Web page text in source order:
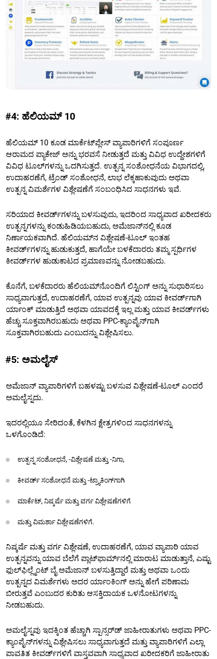
#4: ಹೆಲಿಯಮ್ 10
ಹೆಲಿಯಮ್ 10 ಕೂಡ ಮಾರ್ಕೆಟ್‌ಪ್ಲೇಸ್ ವ್ಯಾಪಾರಿಗಳಿಗೆ ಸಂಪೂರ್ಣ
ಆರಾಮದ ಪ್ಯಾಕೇಜ್ ಅನ್ನು ಭರವಸೆ ನೀಡುತ್ತದೆ ಮತ್ತು ವಿವಿಧ ಉದ್ದೇಶಗಳಿಗೆ
ವಿವಿಧ ಟೂಲ್‌ಗಳನ್ನು ಒದಗಿಸುತ್ತದೆ. ಉತ್ಪನ್ನ ಸಂಶೋಧನೆಯ ವಿಭಾಗದಲ್ಲಿ,
ಉದಾಹರಣೆಗೆ, ಟ್ರೆಂಡ್ ಸಂಶೋಧನೆ, ಲಾಭ ಲೆಕ್ಕಹಾಕುವುದು ಅಥವಾ
ಉತ್ಪನ್ನ ವಿಮರ್ಶೆಗಳ ವಿಶ್ಲೇಷಣೆಗೆ ಸಂಬಂಧಿಸಿದ ಸಾಧನಗಳು ಇವೆ.
ಸರಿಯಾದ ಕೀವರ್ಡ್‌ಗಳನ್ನು ಬಳಸುವುದು, ಇದರಿಂದ ಸಾಧ್ಯವಾದ ಖರೀದಕರು
ಉತ್ಪನ್ನಗಳನ್ನು ಕಂಡುಹಿಡಿಯಬಹುದು, ಅಮೆಜಾನ್‌ನಲ್ಲಿ ಕೂಡ
ನಿರ್ಣಾಯಕವಾಗಿದೆ. ಹೆಲಿಯಮ್‌ನ ವಿಶ್ಲೇಷಣೆ-ಟೂಲ್ ಇಂತಹ
ಕೀವರ್ಡ್‌ಗಳನ್ನು ಹುಡುಕುತ್ತದೆ, ಹಾಗೆಯೇ ಬಳಕೆದಾರರು ತಮ್ಮ ಸ್ಪರ್ಧಿಗಳ
ಕೀವರ್ಡ್‌ಗಳ ಹುಡುಕಾಟದ ಪ್ರಮಾಣವನ್ನು ನೋಡಬಹುದು.
ಕೊನೆಗೆ, ಬಳಕೆದಾರರು ಹೆಲಿಯಮ್‌ನೊಂದಿಗೆ ಲಿಸ್ಟಿಂಗ್ ಅನ್ನು ಸುಧಾರಿಸಲು
ಸಾಧ್ಯವಾಗುತ್ತದೆ, ಉದಾಹರಣೆಗೆ, ಯಾವ ಉತ್ಪನ್ನವು ಯಾವ ಕೀವರ್ಡ್‌ಗಾಗಿ
ರ್ಯಾಂಕ್ ಮಾಡುತ್ತಿದೆ ಅಥವಾ ಯಾವದಕ್ಕೆ ಇಲ್ಲ ಮತ್ತು ಯಾವ ಕೀವರ್ಡ್‌ಗಳು
ಹೆಚ್ಚು ಸೂಕ್ತವಾಗಿರಬಹುದು ಅಥವಾ PPC-ಕ್ಯಾಂಪೈನ್‌ಗಾಗಿ
ಸೂಕ್ತವಾಗಿರಬಹುದು ಎಂಬುದನ್ನು ವಿಶ್ಲೇಷಿಸಲು.
#5: ಅಮಲೈಸ್
ಅಮೆಜಾನ್ ವ್ಯಾಪಾರಿಗಳಿಗೆ ಬಹಳಷ್ಟು ಬಳಸುವ ವಿಶ್ಲೇಷಣೆ-ಟೂಲ್ ಎಂದರೆ
ಅಮಲೈಸ್ನದು.
ಇದರಲ್ಲಿಯೂ ಸೇರಿದಂತೆ, ಕೆಳಗಿನ ಕ್ಷೇತ್ರಗಳಿಂದ ಸಾಧನಗಳನ್ನು
ಒಳಗೊಂಡಿದೆ:
ಉತ್ಪನ್ನ ಸಂಶೋಧನೆ, -ವಿಶ್ಲೇಷಣೆ ಮತ್ತು -ನಿಗಾ,
ಕೀವರ್ಡ್ ಸಂಶೋಧನೆ ಮತ್ತು -ಟ್ರ್ಯಾಕಿಂಗ್‌ಗಾಗಿ
ಮಾರ್ಕೆಟ್, ನಿಷ್ಕರ್ಷೆ ಮತ್ತು ವರ್ಗ ವಿಶ್ಲೇಷಣೆಗಳಿಗೆ
ಮತ್ತು ವಿಮರ್ಶಾ ವಿಶ್ಲೇಷಣೆಗಳಿಗೆ.
ನಿಷ್ಕರ್ಷೆ ಮತ್ತು ವರ್ಗ ವಿಶ್ಲೇಷಣೆ, ಉದಾಹರಣೆಗೆ, ಯಾವ ವ್ಯಾಪಾರಿ ಯಾವ
ಉತ್ಪನ್ನವನ್ನು ಯಾವ ಬೆಲೆಗೆ ಪ್ಲಾಟ್‌ಫಾರ್ಮ್‌ನಲ್ಲಿ ಮಾರಾಟ ಮಾಡುತ್ತಾನೆ, ಎಷ್ಟು
ಫುಲ್‌ಫಿಲ್ಲ್ಮೆಂಟ್ ಬೈ ಅಮೆಜಾನ್ ಬಳಸುತ್ತಿದ್ದಾರೆ ಮತ್ತು ಅಥವಾ ಒಂದು
ಉತ್ಪನ್ನದ ವಿಮರ್ಶೆಗಳು ಅದರ ರ್ಯಾಂಕಿಂಗ್ ಅನ್ನು ಹೇಗೆ ಪರಿಣಾಮ
ಬೀರುತ್ತವೆ ಎಂಬುದರ ಕುರಿತು ಆಸಕ್ತಿದಾಯಕ ಒಳನೋಟಗಳನ್ನು
ನೀಡಬಹುದು.
ಅಮಲೈಸ್ನವು ಇದಕ್ಕಿಂತ ಹೆಚ್ಚಾಗಿ ಸ್ಪಾನ್ಸರ್‌ಡ್ ಜಾಹೀರಾತುಗಳು ಅಥವಾ PPC-
ಕ್ಯಾಂಪೈನ್‌ಗಳನ್ನು ವಿಶ್ಲೇಷಿಸಲು ಸಾಧ್ಯವಾಗುತ್ತದೆ ಮತ್ತು ವ್ಯಾಪಾರಿಗಳಿಗೆ ಎಲ್ಲಾ
ಪಾವತಿತ ಕೀವರ್ಡ್‌ಗಳಿಗೆ ವಾಸ್ತವವಾಗಿ ಸಾಧ್ಯವಾದ ಖರೀದಕರಿಗೆ ಜಾಹೀರಾತು